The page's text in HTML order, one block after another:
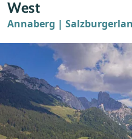
Accommodaties
Thema's
Tips
West
Annaberg |